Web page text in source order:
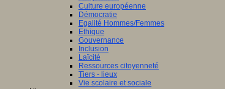
Culture européenne
Démocratie
Egalité Hommes/Femmes
Ethique
Gouvernance
Inclusion
Laïcité
Ressources citoyenneté
Tiers - lieux
Vie scolaire et sociale